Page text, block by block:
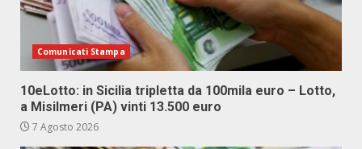
Comunicati Stampa
10eLotto: in Sicilia tripletta da 100mila euro – Lotto,
a Misilmeri (PA) vinti 13.500 euro
7 Agosto 2026